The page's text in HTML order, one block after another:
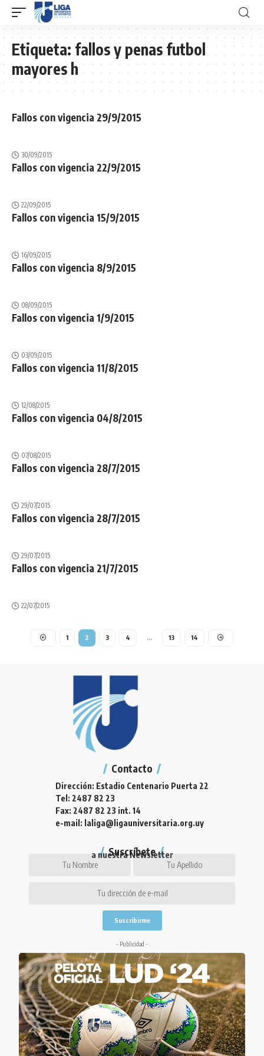
Etiqueta:fallos y penas futbol
mayores h
Fallos con vigencia 29/9/2015
30/09/2015
Fallos con vigencia 22/9/2015
22/09/2015
Fallos con vigencia 15/9/2015
16/09/2015
Fallos con vigencia 8/9/2015
08/09/2015
Fallos con vigencia 1/9/2015
03/09/2015
Fallos con vigencia 11/8/2015
12/08/2015
Fallos con vigencia 04/8/2015
07/08/2015
Fallos con vigencia 28/7/2015
29/07/2015
Fallos con vigencia 28/7/2015
29/07/2015
Fallos con vigencia 21/7/2015
22/07/2015
1 2 3 4 … 13 14
Contacto
Dirección: Estadio Centenario Puerta 22
Tel: 2487 82 23
Fax: 2487 82 23 int. 14
e-mail: laliga@ligauniversitaria.org.uy
Suscríbete
a nuestra Newsletter
- Publicidad -